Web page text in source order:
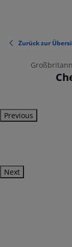
Zurück zur
Previous
Next